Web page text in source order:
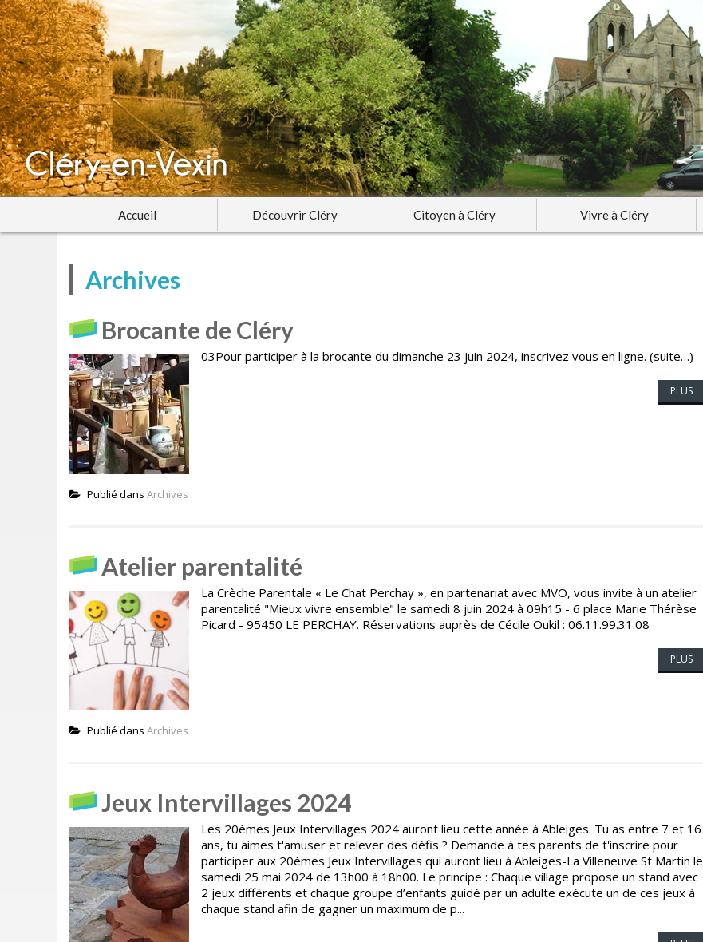
Accueil Découvrir Cléry Citoyen à Cléry Vivre à Cléry
Archives
Brocante de Cléry
03Pour participer à la brocante du dimanche 23 juin 2024, inscrivez vous en ligne. (suite…)
PLUS
Publié dans Archives
Atelier parentalité
La Crèche Parentale « Le Chat Perchay », en partenariat avec MVO, vous invite à un atelier
parentalité "Mieux vivre ensemble" le samedi 8 juin 2024 à 09h15 - 6 place Marie Thérèse
Picard - 95450 LE PERCHAY. Réservations auprès de Cécile Oukil : 06.11.99.31.08
PLUS
Publié dans Archives
Jeux Intervillages 2024
Les 20èmes Jeux Intervillages 2024 auront lieu cette année à Ableiges. Tu as entre 7 et 16
ans, tu aimes t'amuser et relever des défis ? Demande à tes parents de t'inscrire pour
participer aux 20èmes Jeux Intervillages qui auront lieu à Ableiges-La Villeneuve St Martin le
samedi 25 mai 2024 de 13h00 à 18h00. Le principe : Chaque village propose un stand avec
2 jeux différents et chaque groupe d’enfants guidé par un adulte exécute un de ces jeux à
chaque stand afin de gagner un maximum de p...